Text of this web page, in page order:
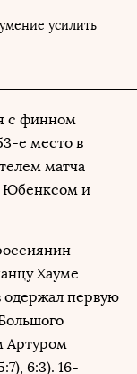
усилить
с финном
е место в
матча
Юбенксом и
Хауме
одержал первую
Артуром
6:3). 16-